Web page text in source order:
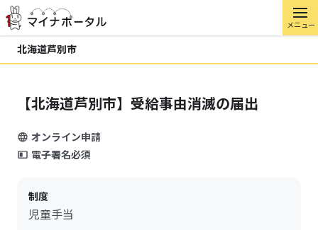
メニュー
北海道芦別市
【北海道芦別市】受給事由消滅の届出
オンライン申請
電子署名必須
制度
児童手当